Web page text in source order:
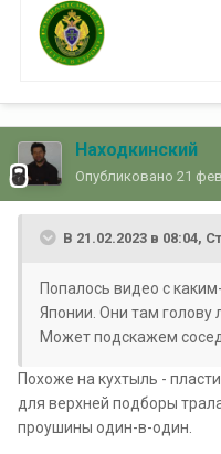
Находкинский
Опубликовано 21
В 21.02.2023 в 08:04,
Попалось видео с
Японии. Они там голову
Может подскажем
Похоже на кухтыль -
для верхней подборы
проушины один-в-один.